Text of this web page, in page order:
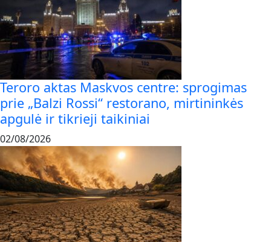
Teroro aktas Maskvos centre: sprogimas
prie „Balzi Rossi“ restorano, mirtininkės
apgulė ir tikrieji taikiniai
02/08/2026